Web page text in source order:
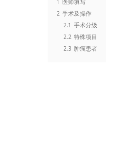
2 手术及操作
2.1 手术分级
2.2 特殊项目
2.3 肿瘤患者